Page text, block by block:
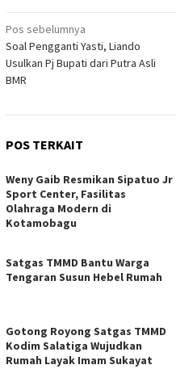
Navigasi
pos
Pos sebelumnya
Soal Pengganti Yasti, Liando
Usulkan Pj Bupati dari Putra Asli
BMR
POS TERKAIT
Weny Gaib Resmikan Sipatuo Jr
Sport Center, Fasilitas
Olahraga Modern di
Kotamobagu
Satgas TMMD Bantu Warga
Tengaran Susun Hebel Rumah
Gotong Royong Satgas TMMD
Kodim Salatiga Wujudkan
Rumah Layak Imam Sukayat